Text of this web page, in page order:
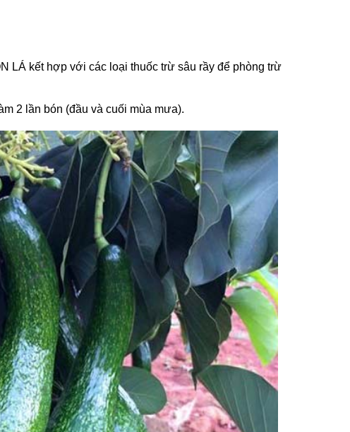
LÁ kết hợp với các loại thuốc trừ sâu rầy để phòng trừ
2 lần bón (đầu và cuối mùa mưa).